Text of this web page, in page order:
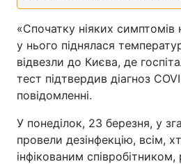
«Спочатку ніяких симптомів
у нього піднялася
відвезли до Києва, де
тест підтвердив діагноз
повідомленні.
У понеділок, 23 березня, у
провели дезінфекцію, всім,
інфікованим